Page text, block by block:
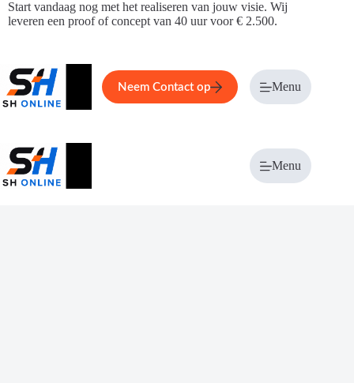
Ga
naar
Start vandaag nog met het realiseren van jouw visie. Wij
leveren een proof of concept van 40 uur voor € 2.500.
Home Service Over ons
Neem Contact op Menu
Menu